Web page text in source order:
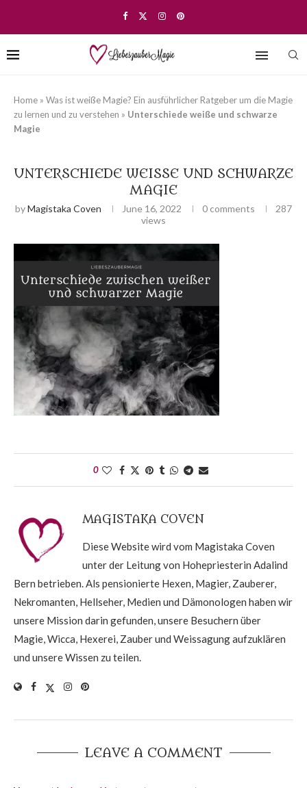
Home » Was ist weiße Magie? Ein ausführlicher Ratgeber um die Magie
zu lernen und zu verstehen » Unterschiede weiße und schwarze
Magie
UNTERSCHIEDE WEISSE UND SCHWARZE M
AGIE
byMagistaka Coven June 16, 2022 0 comments
287
views
0
MAGISTAKA COVEN
Diese Website wird vom Magistaka Coven
unter der Leitung von Hohepriesterin Adalind
Bern betrieben. Als pensionierte Hexen, Magier, Zauberer,
Nekromanten, Hellseher, Medien und Dämonologen haben wir
unsere Mission darin gefunden, unsere Besuchern über
Magie, Wicca, Hexerei, Zauber und Weissagung aufzuklären
und unsere Wissen zu teilen.
LEAVE A COMMENT